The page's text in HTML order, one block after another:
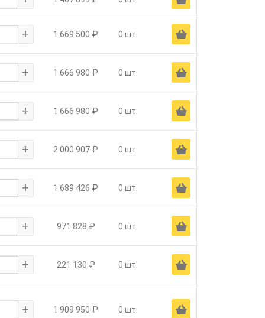
+ 1 669 500 ₽ 0 шт. Ä
+ 1 666 980 ₽ 0 шт. Ä
+ 1 666 980 ₽ 0 шт. Ä
+ 2 000 907 ₽ 0 шт. Ä
+ 1 689 426 ₽ 0 шт. Ä
+ 971 828 ₽ 0 шт. Ä
+ 221 130 ₽ 0 шт. Ä
+ 1 909 950 ₽ 0 шт. Ä